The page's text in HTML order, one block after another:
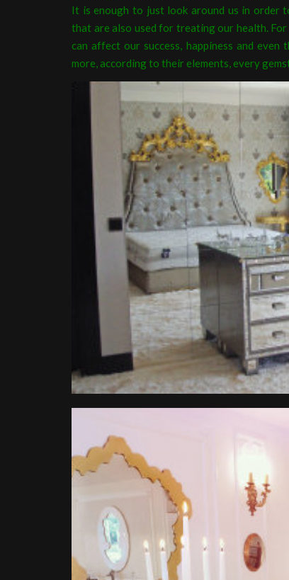
It is enough to just look around us in order
that are also used for treating our health.
can affect our success, happiness and
more, according to their elements, every